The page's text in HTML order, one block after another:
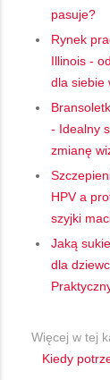
pasuje?
Rynek
Illinois -
dla siebie
- Idealny
zmianę
HPV a
szyjki
Jaką
dla
Więcej w tej
Kiedy